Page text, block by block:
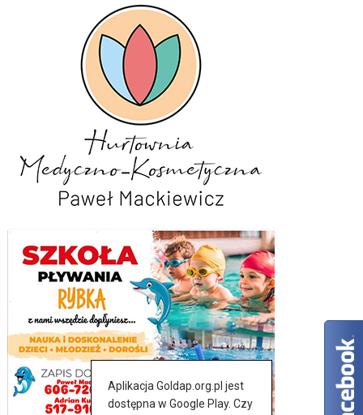
Aplikacja Goldap.org.pl jest
dostępna w Google Play. Czy